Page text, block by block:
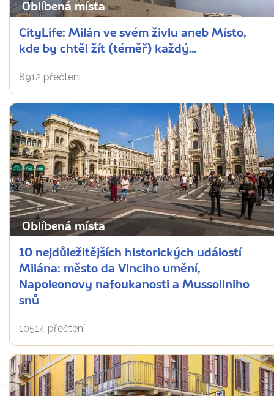
Oblíbená místa
CityLife: Milán ve svém živlu aneb Místo,
kde by chtěl žít (téměř) každý...
8912 přečtení
Oblíbená místa
10 nejdůležitějších historických událostí
Milána: město da Vinciho umění,
Napoleonovy nafoukanosti a Mussoliniho
snů
10514 přečtení